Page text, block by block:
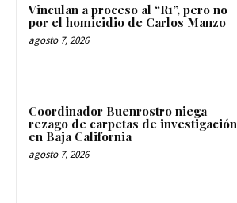
Vinculan a proceso al “R1”, pero no
por el homicidio de Carlos Manzo
agosto 7, 2026
Coordinador Buenrostro niega
rezago de carpetas de investigación
en Baja California
agosto 7, 2026